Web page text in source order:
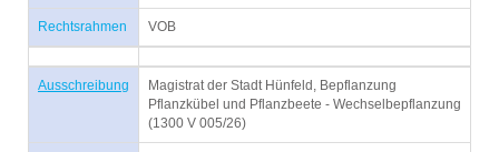
Rechtsrahmen VOB
Ausschreibung
Magistrat der Stadt Hünfeld, Bepflanzung
Pflanzkübel und Pflanzbeete - Wechselbepflanzung
(1300 V 005/26)